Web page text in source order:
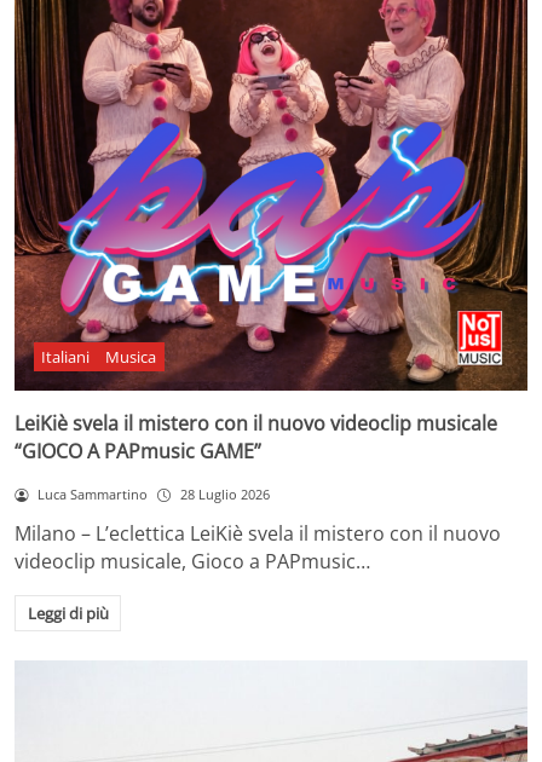
Italiani Musica
LeiKiè svela il mistero con il nuovo videoclip musicale
“GIOCO A PAPmusic GAME”
Luca Sammartino 28 Luglio 2026
Milano – L’eclettica LeiKiè svela il mistero con il nuovo
videoclip musicale, Gioco a PAPmusic…
Leggi di più